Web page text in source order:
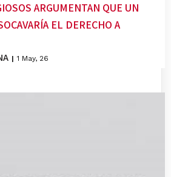
ARGUMENTAN QUE UN
EL DERECHO A
| 1 May, 26